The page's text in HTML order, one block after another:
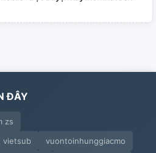
ĐÂY
zs
vietsub
vuontoinhunggiacmo